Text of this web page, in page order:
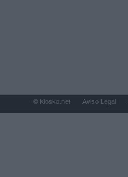
© Kiosko.net Aviso Legal